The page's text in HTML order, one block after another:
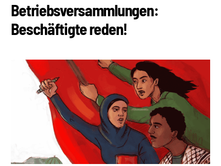
Betriebsversammlungen:
Beschäftigte reden!